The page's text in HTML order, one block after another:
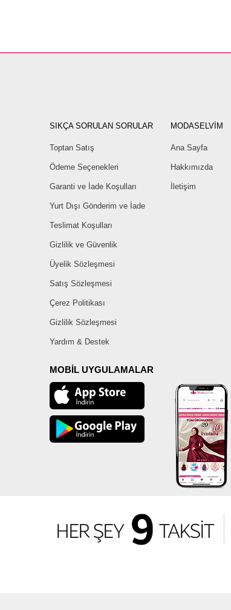
SIKÇA SORULAN SORULAR
Toptan Satış
Ödeme Seçenekleri
Garanti ve İade Koşulları
Yurt Dışı Gönderim ve İade
Teslimat Koşulları
Gizlilik ve Güvenlik
Üyelik Sözleşmesi
Satış Sözleşmesi
Çerez Politikası
Gizlilik Sözleşmesi
Yardım & Destek
MODASELVİM
Ana Sayfa
Hakkımızda
İletişim
MOBİL UYGULAMALAR